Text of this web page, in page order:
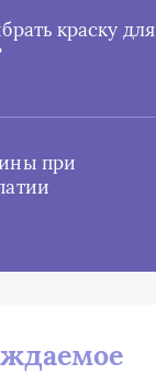
краску для
при